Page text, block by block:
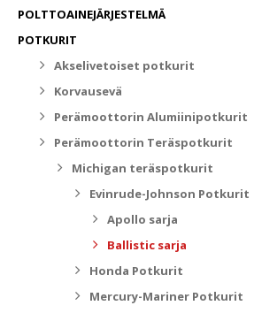
POLTTOAINEJÄRJESTELMÄ
POTKURIT
Akselivetoiset potkurit
Korvausevä
Perämoottorin Alumiinipotkurit
Perämoottorin Teräspotkurit
Michigan teräspotkurit
Evinrude-Johnson Potkurit
Apollo sarja
Ballistic sarja
Honda Potkurit
Mercury-Mariner Potkurit